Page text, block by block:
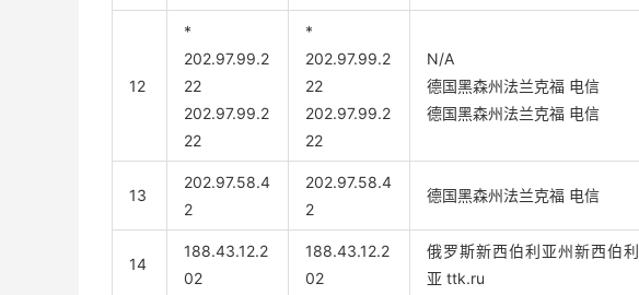
12
*
202.97.99.2
22
202.97.99.2
22
*
202.97.99.2
22
202.97.99.2
22
N/A
德国黑森州法兰克福 电信
德国黑森州法兰克福 电信
13
202.97.58.4
2
202.97.58.4
2
德国黑森州法兰克福 电信
14
188.43.12.2
02
188.43.12.2
02
俄罗斯新西伯利亚州新西伯利
亚 ttk.ru